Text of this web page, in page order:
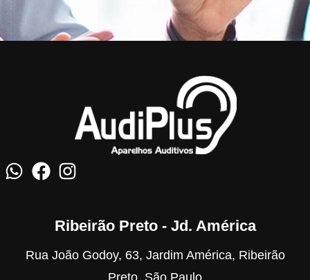
Ribeirão Preto - Jd. América
Rua João Godoy, 63, Jardim América, Ribeirão